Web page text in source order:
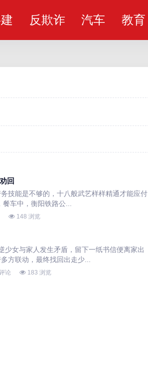
反欺诈 汽车 教育
回
技能是不够的，十八般武艺样样精通才能应付
车中，衡阳铁路公...
148 浏览
女与家人发生矛盾，留下一纸书信便离家出
方联动，最终找回出走少...
论 183 浏览